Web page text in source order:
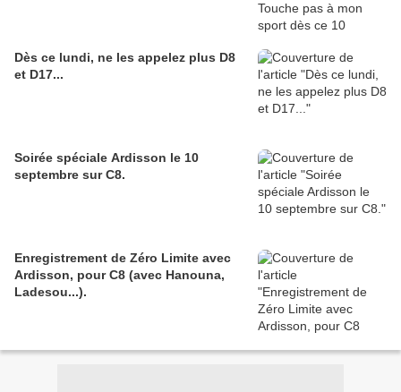
Dès ce lundi, ne les appelez plus D8
et D17...
Soirée spéciale Ardisson le 10
septembre sur C8.
Enregistrement de Zéro Limite avec
Ardisson, pour C8 (avec Hanouna,
Ladesou...).